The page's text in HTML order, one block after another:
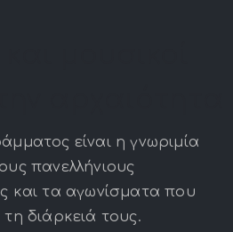
είναι η γνωριμία
πανελλήνιους
και τα αγωνίσματα που
διάρκειά τους.